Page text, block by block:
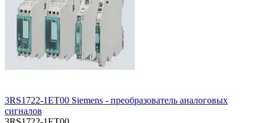
3RS1722-1ET00 Siemens - преобразователь аналоговых
сигналов